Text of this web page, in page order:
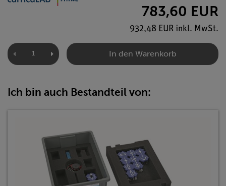
783,60 EUR
932,48 EUR inkl. MwSt.
In den Warenkorb
Ich bin auch Bestandteil von: